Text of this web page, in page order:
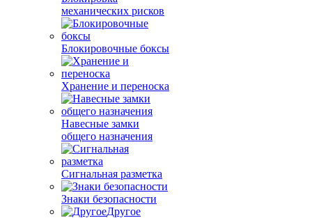
механических рисков
Блокировочные боксы
Хранение и переноска
Навесные замки
общего назначения
Сигнальная разметка
Знаки безопасности
Другое